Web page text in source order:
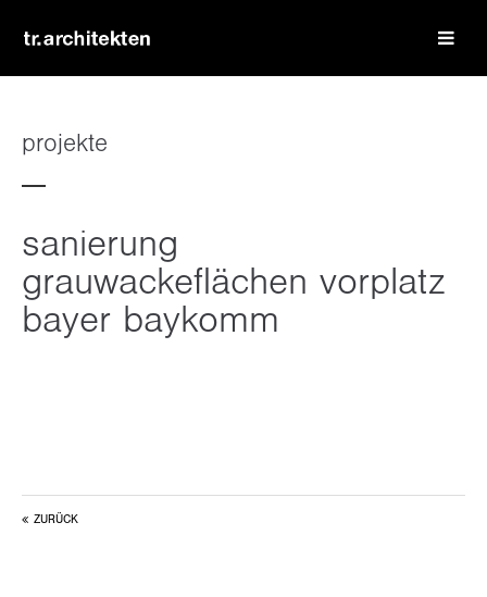
passwort
projekte
sanierung
grauwackeflächen vorplatz
bayer baykomm
ZURÜCK